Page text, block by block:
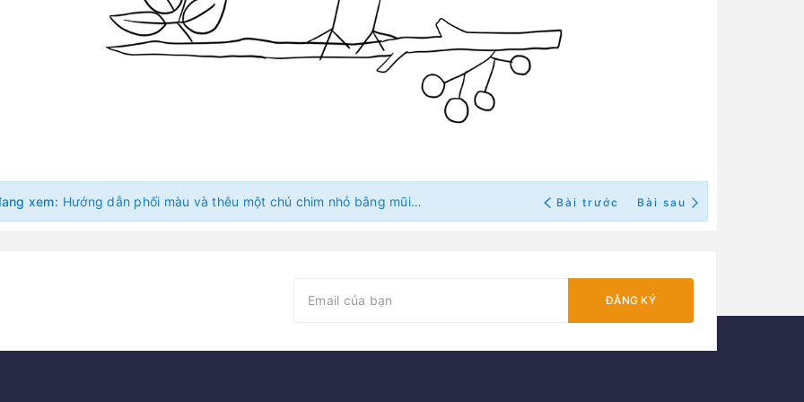
xem: Hướng dẫn phối màu và thêu một chú chim nhỏ bằng mũi đâm xô (có mẫu in) Bài trước Bài sau
ĐĂNG KÝ